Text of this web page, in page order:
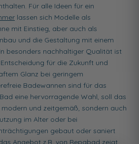
Für alle Ideen für ein
lassen sich Modelle als
mit Einstieg, aber auch als
und die Gestaltung mit einem
besonders nachhaltiger Qualität ist
für die Zukunft und
Glanz bei geringem
Badewannen sind für das
eine hervorragende Wahl, soll das
und zeitgemäß, sondern auch
im Alter oder bei
gebaut oder saniert
Angebot z.B. von Repabad zeigt